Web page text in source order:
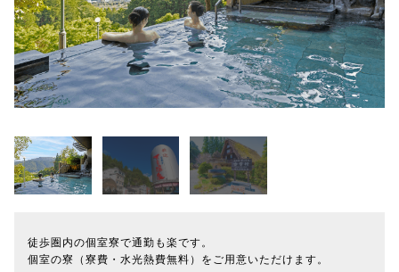
徒歩圏内の個室寮で通勤も楽です。
個室の寮（寮費・水光熱費無料）をご用意いただけます。